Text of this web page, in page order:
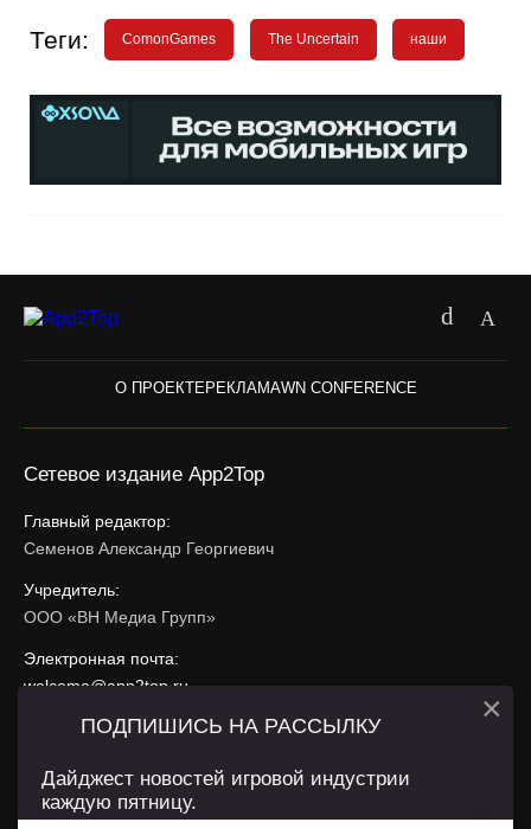
Теги: ComonGames The Uncertain наши
О ПРОЕКТЕ РЕКЛАМАWN CONFERENCE
Сетевое издание App2Top
Главный редактор:
Семенов Александр Георгиевич
Учредитель:
ООО «ВН Медиа Групп»
Электронная почта:
welcome@app2top.ru
При использовании материалов активная ссылка на
Сайт использует IP адреса, cookie, данные геолокации
ПОДПИШИСЬ НА РАССЫЛКУ
Дайджест новостей игровой индустрии
каждую пятницу.
×